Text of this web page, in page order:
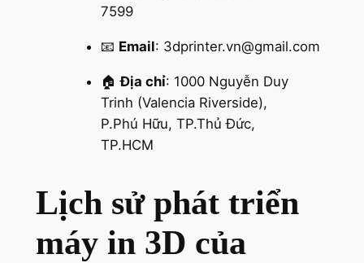
7599
📧 Email: 3dprinter.vn@gmail.com
🏠Địa chỉ: 1000 Nguyễn Duy
Trinh (Valencia Riverside),
P.Phú Hữu, TP.Thủ Đức,
TP.HCM
Lịch sử phát triển
máy in 3D của